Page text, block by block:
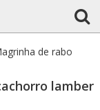
de rabo
lamber